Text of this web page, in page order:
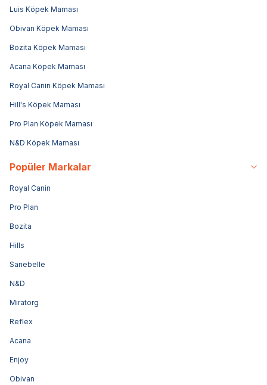
Luis Köpek Maması
Obivan Köpek Maması
Bozita Köpek Maması
Acana Köpek Maması
Royal Canin Köpek Maması
Hill's Köpek Maması
Pro Plan Köpek Maması
N&D Köpek Maması
Popüler Markalar
Royal Canin
Pro Plan
Bozita
Hills
Sanebelle
N&D
Miratorg
Reflex
Acana
Enjoy
Obivan